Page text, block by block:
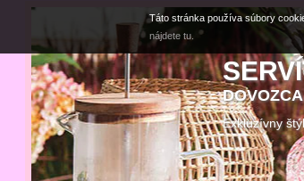
Exkluzívny
Táto stránka používa súbory
nájdete tu.